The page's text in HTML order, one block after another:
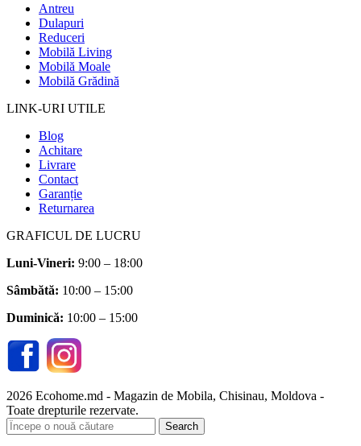
Antreu
Dulapuri
Reduceri
Mobilă Living
Mobilă Moale
Mobilă Grădină
LINK-URI UTILE
Blog
Achitare
Livrare
Contact
Garanție
Returnarea
GRAFICUL DE LUCRU
Luni-Vineri: 9:00 – 18:00
Sâmbătă: 10:00 – 15:00
Duminică: 10:00 – 15:00
2026 Ecohome.md - Magazin de Mobila, Chisinau, Moldova -
Toate drepturile rezervate.
Search